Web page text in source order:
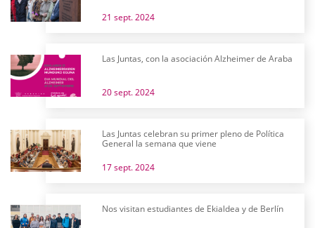
21 sept. 2024
Las Juntas, con la asociación Alzheimer de Araba
20 sept. 2024
Las Juntas celebran su primer pleno de Política
General la semana que viene
17 sept. 2024
Nos visitan estudiantes de Ekialdea y de Berlín